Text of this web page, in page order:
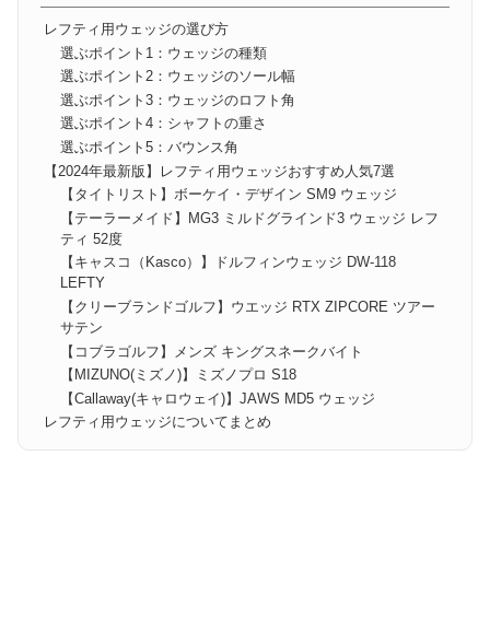
レフティ用ウェッジの選び方
選ぶポイント1：ウェッジの種類
選ぶポイント2：ウェッジのソール幅
選ぶポイント3：ウェッジのロフト角
選ぶポイント4：シャフトの重さ
選ぶポイント5：バウンス角
【2024年最新版】レフティ用ウェッジおすすめ人気7選
【タイトリスト】ボーケイ・デザイン SM9 ウェッジ
【テーラーメイド】MG3 ミルドグラインド3 ウェッジ レフ
ティ 52度
【キャスコ（Kasco）】ドルフィンウェッジ DW-118
LEFTY
【クリーブランドゴルフ】ウエッジ RTX ZIPCORE ツアー
サテン
【コブラゴルフ】メンズ キングスネークバイト
【MIZUNO(ミズノ)】ミズノプロ S18
【Callaway(キャロウェイ)】JAWS MD5 ウェッジ
レフティ用ウェッジについてまとめ